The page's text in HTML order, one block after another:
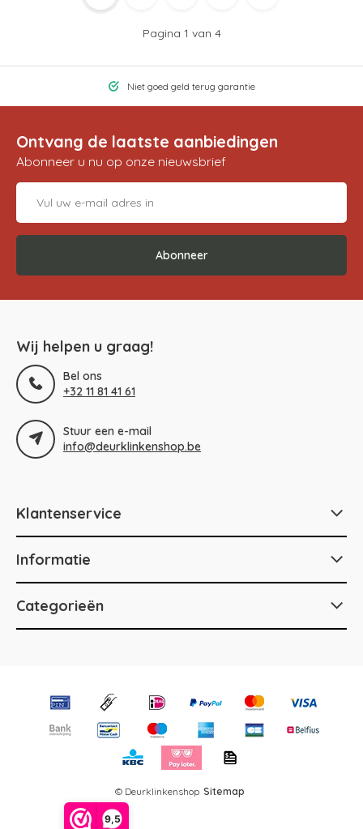
9,5
Pagina 1 van 4
Niet goed geld terug garantie
Ontvang de laatste aanbiedingen
Abonneer u nu op onze nieuwsbrief
Abonneer
Wij helpen u graag!
Bel ons
+32 11 81 41 61
Stuur een e-mail
info@deurklinkenshop.be
Klantenservice
Informatie
Categorieën
© Deurklinkenshop Sitemap